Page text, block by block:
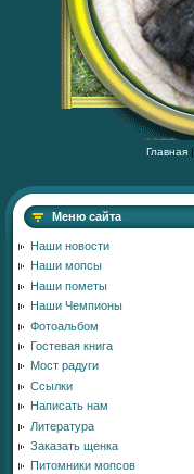
Главная |
Меню сайта
Наши новости
Наши мопсы
Наши пометы
Наши Чемпионы
Фотоальбом
Гостевая книга
Мост радуги
Ссылки
Написать нам
Литература
Заказать щенка
Питомники мопсов